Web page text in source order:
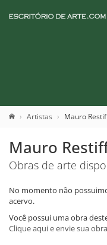
Artistas Mauro
Mauro
Obras de arte
No momento não
acervo.
Você possui uma obra
Clique aqui e envie sua